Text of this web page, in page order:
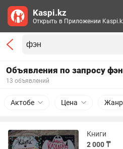
Объявления по запросу
13 объявлений
Актобе Цена Жанр
Книги
2 000 ₸
Kaspi.kz
Открыть в Приложении